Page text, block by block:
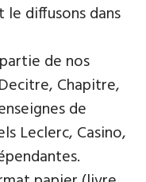
diffusons dans
de nos
Chapitre,
de
Leclerc, Casino,